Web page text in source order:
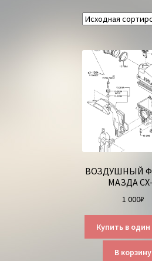
ВОЗДУШНЫЙ
МАЗДА
1 000₽
Купить в один
В корзину